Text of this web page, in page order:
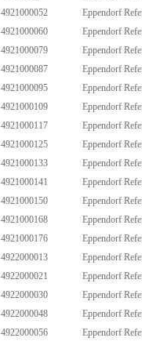
4921000052
Eppendorf
4921000060
Eppendorf
4921000079
Eppendorf
4921000087
Eppendorf
4921000095
Eppendorf
4921000109
Eppendorf
4921000117
Eppendorf
4921000125
Eppendorf
4921000133
Eppendorf
4921000141
Eppendorf
4921000150
Eppendorf
4921000168
Eppendorf
4921000176
Eppendorf
4922000013
Eppendorf
4922000021
Eppendorf
4922000030
Eppendorf
4922000048
Eppendorf
4922000056
Eppendorf